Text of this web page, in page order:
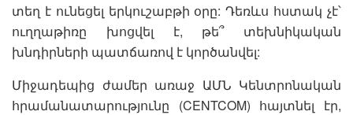
տեղ է ունեցել երկուշաբթի օրը: Դեռևս հստակ չէ՝
ուղղաթիռը խոցվել է, թե՞ տեխնիկական
խնդիրների պատճառով է կործանվել:
Միջադեպից ժամեր առաջ ԱՄՆ Կենտրոնական
հրամանատարությունը (CENTCOM) հայտնել էր,